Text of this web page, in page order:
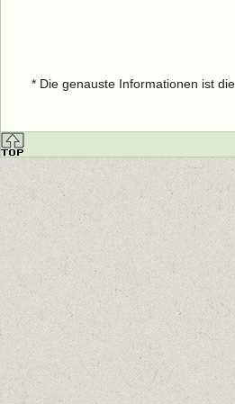
* Die genauste Informationen ist